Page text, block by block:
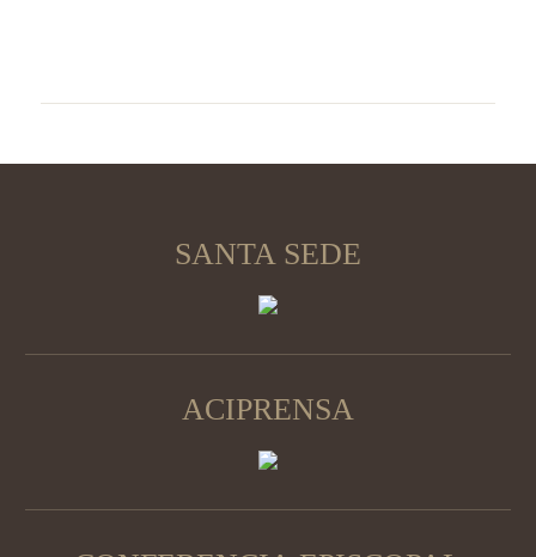
SANTA SEDE
ACIPRENSA